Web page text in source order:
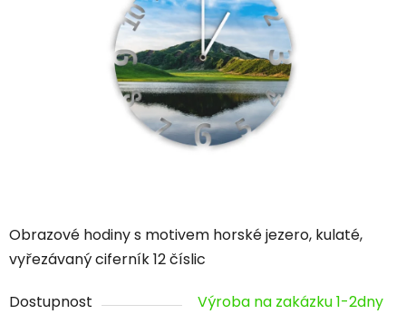
Obrazové hodiny s motivem horské jezero, kulaté,
vyřezávaný ciferník 12 číslic
Dostupnost
Výroba na zakázku 1-2dny